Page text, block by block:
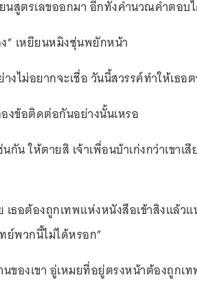
นสูตรเลขออกมา อีกทั้งคำนวณคำตอบ
” เหยียนหมิงซุ่นพยักหน้า
งไม่อยากจะเชื่อ วันนี้สวรรค์ทำให้เธอ
งข้อติดต่อกันอย่างนั้นเหรอ
นกัน ให้ตายสิ เจ้าเพื่อนบ้าเก่งกว่าเขา
เธอต้องถูกเทพแห่งหนังสือเข้าสิงแล้ว
ย์พวกนี้ไม่ได้หรอก”
ของเขา อู่เหมยที่อยู่ตรงหน้าต้องถูกเ